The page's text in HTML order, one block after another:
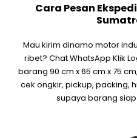
Cara Pesan
Mau kirim dinamo motor
ribet? Chat WhatsApp Klik
barang 90 cm x 65 cm x 75
cek ongkir, pickup, packing,
supaya barang